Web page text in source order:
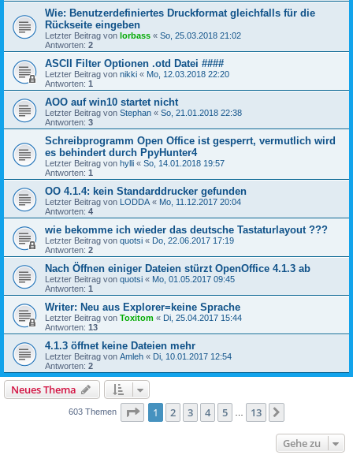
Wie: Benutzerdefiniertes Druckformat gleichfalls für die
Rückseite eingeben
Letzter Beitrag von lorbass « So, 25.03.2018 21:02
Antworten: 2
ASCII Filter Optionen .otd Datei ####
Letzter Beitrag von nikki « Mo, 12.03.2018 22:20
Antworten: 1
AOO auf win10 startet nicht
Letzter Beitrag von Stephan « So, 21.01.2018 22:38
Antworten: 3
Schreibprogramm Open Office ist gesperrt, vermutlich wird
es behindert durch PpyHunter4
Letzter Beitrag von hylli « So, 14.01.2018 19:57
Antworten: 1
OO 4.1.4: kein Standarddrucker gefunden
Letzter Beitrag von LODDA « Mo, 11.12.2017 20:04
Antworten: 4
wie bekomme ich wieder das deutsche Tastaturlayout ???
Letzter Beitrag von quotsi « Do, 22.06.2017 17:19
Antworten: 2
Nach Öffnen einiger Dateien stürzt OpenOffice 4.1.3 ab
Letzter Beitrag von quotsi « Mo, 01.05.2017 09:45
Antworten: 1
Writer: Neu aus Explorer=keine Sprache
Letzter Beitrag von Toxitom « Di, 25.04.2017 15:44
Antworten: 13
4.1.3 öffnet keine Dateien mehr
Letzter Beitrag von Amleh « Di, 10.01.2017 12:54
Antworten: 2
Neues Thema
603 Themen Seite 1von 13
1 2 3 4 5 13
Gehe zu